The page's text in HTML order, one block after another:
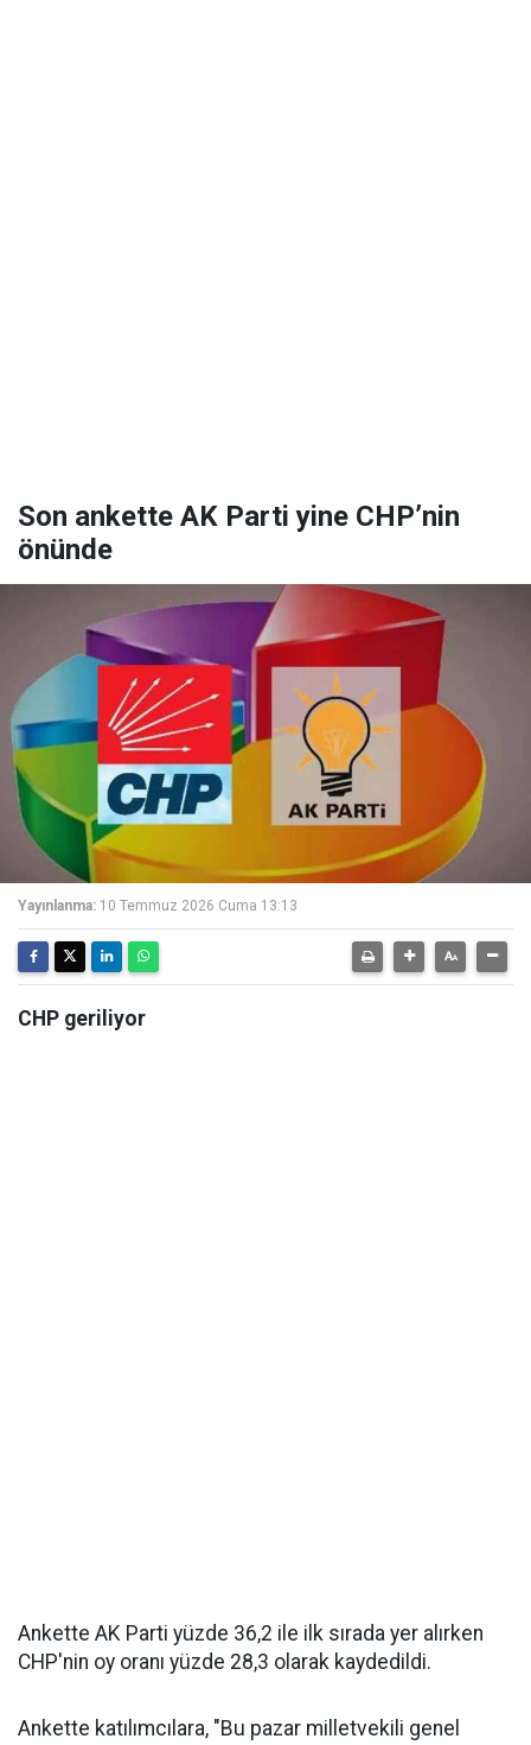
Son ankette AK Parti yine CHP’nin
önünde
Yayınlanma: 10 Temmuz 2026 Cuma 13:13
CHP geriliyor
Ankette AK Parti yüzde 36,2 ile ilk sırada yer alırken
CHP'nin oy oranı yüzde 28,3 olarak kaydedildi.
Ankette katılımcılara, "Bu pazar milletvekili genel